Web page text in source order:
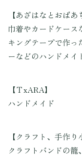
【あざはなとおばあ
巾着やカードケース
キングテープで作っ
ーなどのハンドメイ
【ＴxARA】
ハンドメイド
【クラフト、手作り
クラフトバンドの